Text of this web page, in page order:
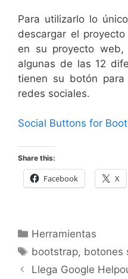
Para utilizarlo lo
descargar el
en su proyecto
algunas de las 12
tienen su botón
redes sociales.
Social Buttons for
Share this:
Facebook X
Categorías
Herramientas
Etiquetas
bootstrap, botones
Llega Google